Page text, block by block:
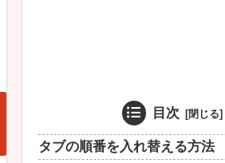
目次
タブの順番を入れ替える方法